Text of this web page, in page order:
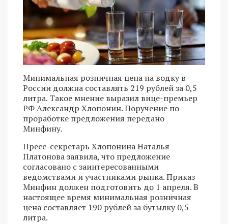
Минимальная розничная цена на водку в
России должна составлять 219 рублей за 0,5
литра. Такое мнение выразил вице-премьер
РФ Александр Хлопонин. Поручение по
проработке предложения передано
Минфину.
Пресс-секретарь Хлопонина Наталья
Платонова заявила, что предложение
согласовано с заинтересованными
ведомствами и участниками рынка. Приказ
Минфин должен подготовить до 1 апреля. В
настоящее время минимальная розничная
цена составляет 190 рублей за бутылку 0,5
литра.